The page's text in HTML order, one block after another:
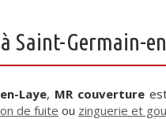
Saint-Germain-
Laye, MR couverture
de fuite ou zinguerie et